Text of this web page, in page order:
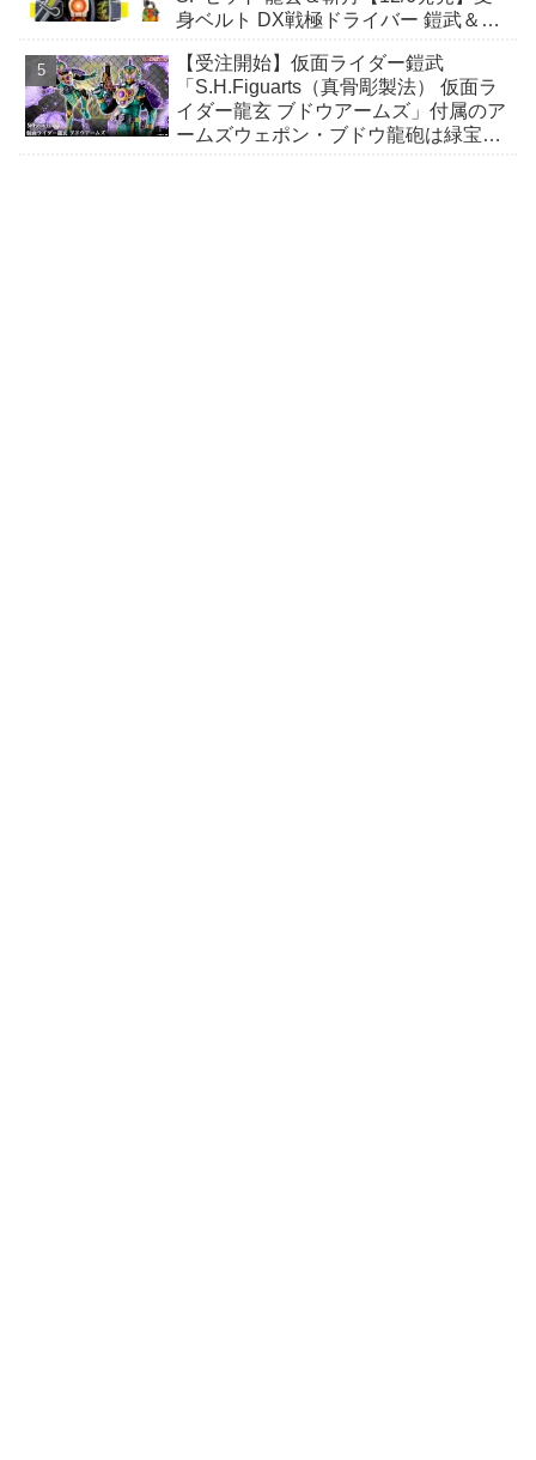
身ベルト DX戦極ドライバー 鎧武＆バ
極ロックシード！
【受注開始】仮面ライダー鎧武
「S.H.Figuarts（真骨彫製法） 仮面ラ
イダー龍玄 ブドウアームズ」付属のア
ームズウェポン・ブドウ龍砲は緑宝撃